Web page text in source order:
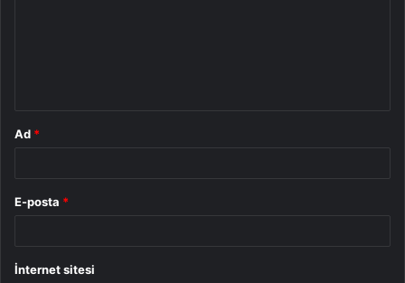
Ad *
E-posta *
İnternet sitesi